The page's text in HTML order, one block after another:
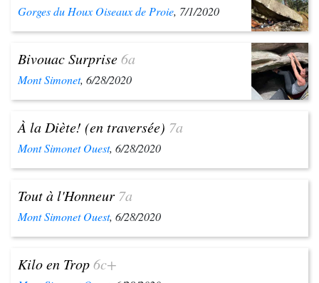
Gorges du Houx Oiseaux de Proie, 7/1/2020
Bivouac Surprise6a
Mont Simonet, 6/28/2020
À la Diète! (en traversée) 7a
Mont Simonet Ouest, 6/28/2020
Tout à l'Honneur 7a
Mont Simonet Ouest, 6/28/2020
Kilo en Trop6c+